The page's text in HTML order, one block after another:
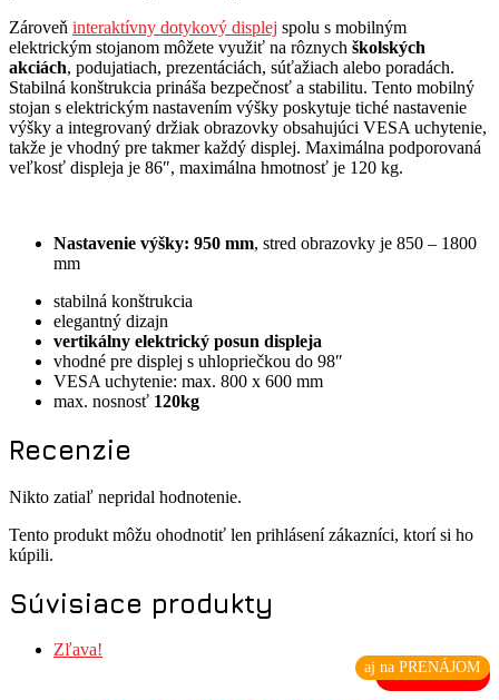
Zároveň interaktívny dotykový displej spolu s mobilným
elektrickým stojanom môžete využiť na rôznych školských
akciách, podujatiach, prezentáciách, súťažiach alebo poradách.
Stabilná konštrukcia prináša bezpečnosť a stabilitu. Tento mobilný
stojan s elektrickým nastavením výšky poskytuje tiché nastavenie
výšky a integrovaný držiak obrazovky obsahujúci VESA uchytenie,
takže je vhodný pre takmer každý displej. Maximálna podporovaná
veľkosť displeja je 86″, maximálna hmotnosť je 120 kg.
Nastavenie výšky: 950 mm, stred obrazovky je 850 – 1800
mm
stabilná konštrukcia
elegantný dizajn
vertikálny elektrický posun displeja
vhodné pre displej s uhlopriečkou do 98″
VESA uchytenie: max. 800 x 600 mm
max. nosnosť 120kg
Recenzie
Nikto zatiaľ nepridal hodnotenie.
Tento produkt môžu ohodnotiť len prihlásení zákazníci, ktorí si ho
kúpili.
Súvisiace produkty
Zľava!
VÝPREDAJ
aj na PRENÁJOM